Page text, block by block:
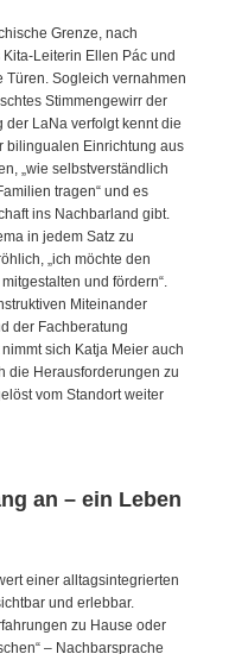
Grenze, nach
Leiterin Ellen Pác und
Türen. Sogleich vernahmen
Stimmengewirr der
der LaNa verfolgt kennt die
bilingualen Einrichtung aus
„wie selbstverständlich
tragen“ und es
ins Nachbarland gibt.
in jedem Satz zu
„ich möchte den
und fördern“.
Miteinander
der Fachberatung
sich Katja Meier auch
die Herausforderungen zu
vom Standort weiter
an – ein Leben
einer alltagsintegrierten
und erlebbar.
zu Hause oder
– Nachbarsprache